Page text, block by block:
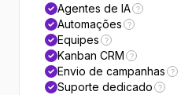
Agentes de IA ?
Automações ?
Equipes ?
Kanban CRM ?
Envio de campanhas ?
Suporte dedicado ?